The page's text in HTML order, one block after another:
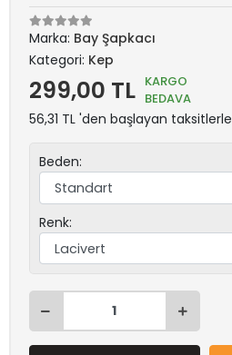
Marka: Bay Şapkacı
Kategori: Kep
299,00 TL KARGO
BEDAVA
56,31 TL 'den başlayan taksitlerle
Beden:
Renk: